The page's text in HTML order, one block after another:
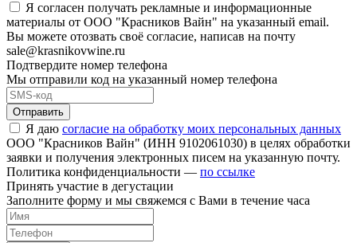
Я согласен получать рекламные и информационные
материалы от ООО "Красников Вайн" на указанный email.
Вы можете отозвать своё согласие, написав на почту
sale@krasnikovwine.ru
Подтвердите номер телефона
Мы отправили код на указанный номер телефона
Отправить
Я даю согласие на обработку моих персональных данных
ООО "Красников Вайн" (ИНН 9102061030) в целях обработки
заявки и получения электронных писем на указанную почту.
Политика конфиденциальности — по ссылке
Принять участие в дегустации
Заполните форму и мы свяжемся с Вами в течение часа